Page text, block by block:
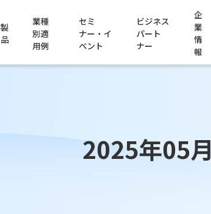
製
品
業種
別適
用例
セミ
ナー・イ
ベント
ビジネス
パート
ナー
企
業
情
報
2025年05月